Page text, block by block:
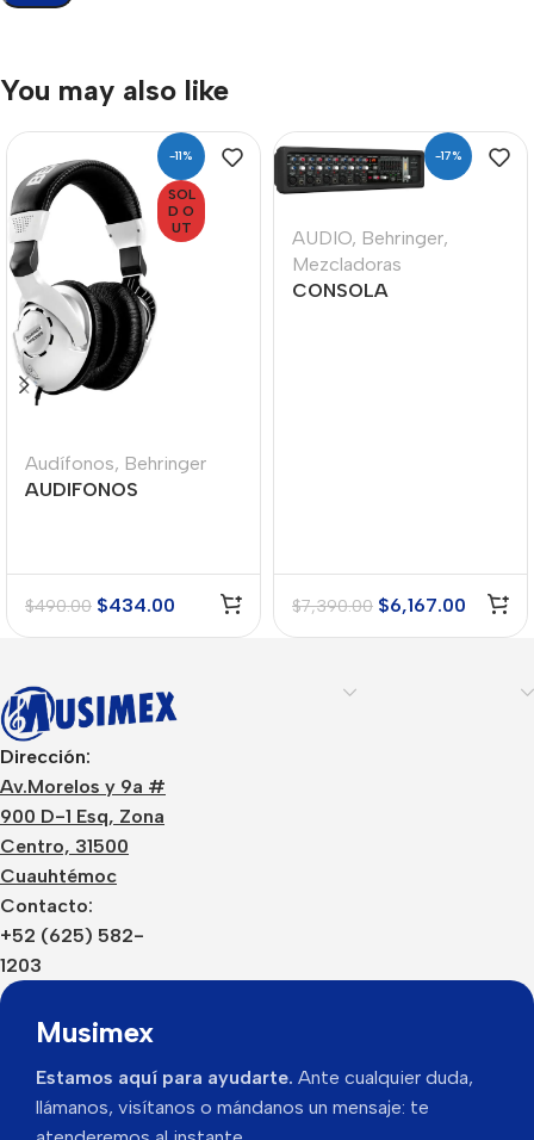
You may also like
-11%
SOL
D O
UT
Audífonos, Behringer
AUDIFONOS
$490.00 $434.00
-17%
AUDIO, Behringer,
Mezcladoras
CONSOLA
$7,390.00 $6,167.00
Dirección:
Av.Morelos y 9a #
900 D-1 Esq, Zona
Centro, 31500
Cuauhtémoc
Contacto:
+52 (625) 582-
1203
Musimex
Estamos aquí para ayudarte. Ante cualquier duda,
llámanos, visítanos o mándanos un mensaje: te